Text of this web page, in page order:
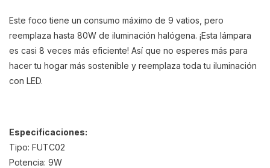
Este foco tiene un consumo máximo de 9 vatios, pero
reemplaza hasta 80W de iluminación halógena. ¡Esta lámpara
es casi 8 veces más eficiente! Así que no esperes más para
hacer tu hogar más sostenible y reemplaza toda tu iluminación
con LED.
Especificaciones:
Tipo: FUTC02
Potencia: 9W